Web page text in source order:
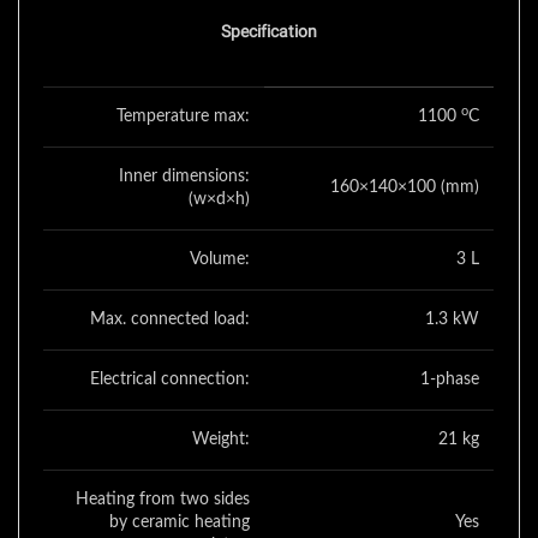
Specification
Temperature max: 1100 oC
Inner dimensions:
(w×d×h)
160×140×100 (mm)
Volume: 3 L
Max. connected load: 1.3 kW
Electrical connection: 1-phase
Weight: 21 kg
Heating from two sides
by ceramic heating
Yes